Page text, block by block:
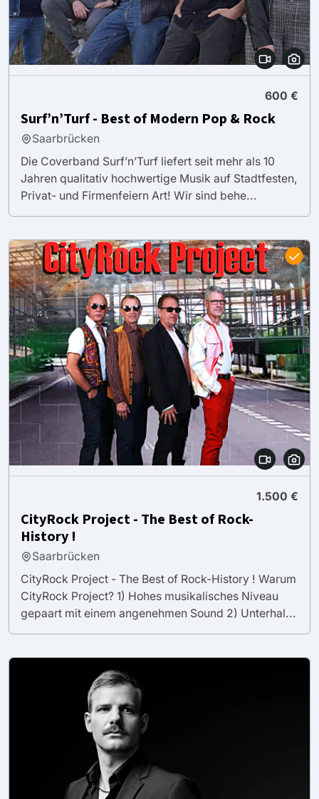
600 €
Surf’n’Turf - Best of Modern Pop & Rock
Saarbrücken
Die Coverband Surf’n’Turf liefert seit mehr als 10
Jahren qualitativ hochwertige Musik auf Stadtfesten,
Privat- und Firmenfeiern Art! Wir sind behe...
1.500 €
CityRock Project - The Best of Rock-
History !
Saarbrücken
CityRock Project - The Best of Rock-History ! Warum
CityRock Project? 1) Hohes musikalisches Niveau
gepaart mit einem angenehmen Sound 2) Unterhal...